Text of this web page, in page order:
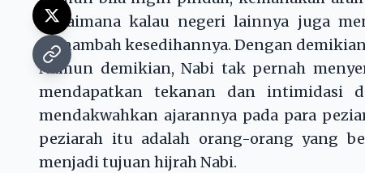
Bagaimana kalau negeri lainnya juga
menambah kesedihannya. Dengan
Namun demikian, Nabi tak pernah
mendapatkan tekanan dan intimidasi
mendakwahkan ajarannya pada para
peziarah itu adalah orang-orang yang
menjadi tujuan hijrah Nabi.